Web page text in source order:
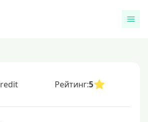
Рейтинг:5